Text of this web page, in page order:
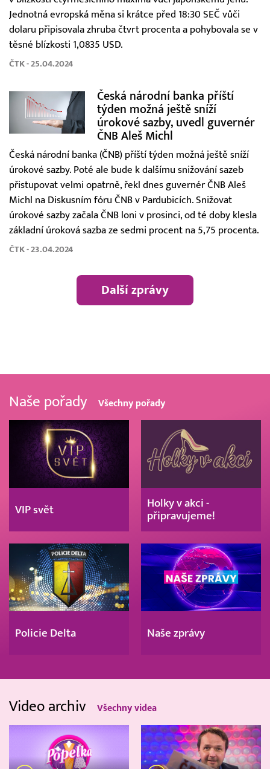
Jednotná evropská měna si krátce před 18:30 SEČ vůči
dolaru připisovala zhruba čtvrt procenta a pohybovala se v
těsné blízkosti 1,0835 USD.
ČTK - 25.04.2024
Česká národní banka příští
týden možná ještě sníží
úrokové sazby, uvedl guvernér
ČNB Aleš Michl
Česká národní banka (ČNB) příští týden možná ještě sníží
úrokové sazby. Poté ale bude k dalšímu snižování sazeb
přistupovat velmi opatrně, řekl dnes guvernér ČNB Aleš
Michl na Diskusním fóru ČNB v Pardubicích. Snižovat
úrokové sazby začala ČNB loni v prosinci, od té doby klesla
základní úroková sazba ze sedmi procent na 5,75 procenta.
ČTK - 23.04.2024
Další zprávy
Naše pořady Všechny pořady
VIP svět
Holky v akci -
připravujeme!
Policie Delta Naše zprávy
Video archiv Všechny videa